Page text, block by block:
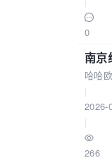
0
南京
哈哈
2026-
266